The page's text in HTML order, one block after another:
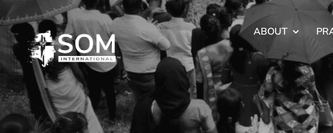
to
content
ABOUT